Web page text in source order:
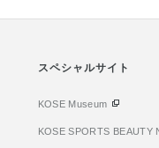
スペシャルサイト
KOSE Museum
KOSE SPORTS BEAUTY